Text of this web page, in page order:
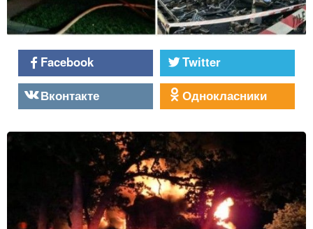
Facebook
Twitter
Вконтакте
Однокласники